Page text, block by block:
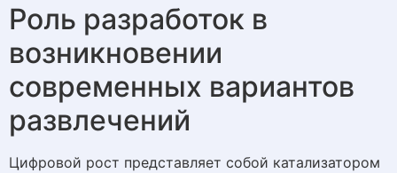
Роль разработок в
возникновении
современных вариантов
развлечений
Цифровой рост представляет собой катализатором